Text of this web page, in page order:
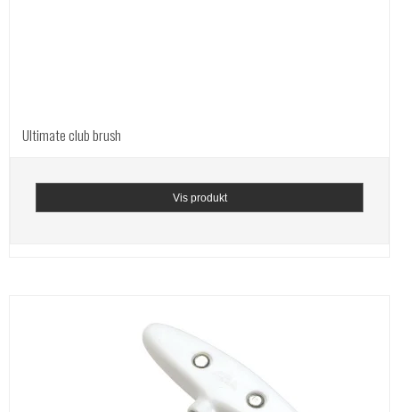
Ultimate club brush
Vis produkt